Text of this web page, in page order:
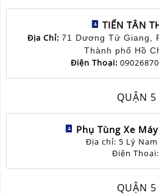
TIẾN TÂN
Địa Chỉ: 71 Dương Tử Giang,
Thành phố Hồ
Điện Thoại:
QUẬN 5
Phụ Tùng Xe
Địa chỉ: 5 Lý
Điện Thoại:
QUẬN 5